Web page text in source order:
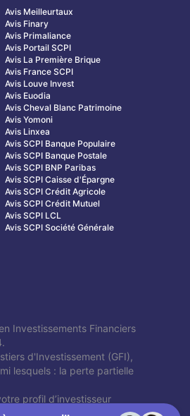
Avis Meilleurtaux
Avis Finary
Avis Primaliance
Avis Portail SCPI
Avis La Première Brique
Avis France SCPI
Avis Louve Invest
Avis Euodia
Avis Cheval Blanc Patrimoine
Avis Yomoni
Avis Linxea
Avis SCPI Banque Populaire
Avis SCPI Banque Postale
Avis SCPI BNP Paribas
Avis SCPI Caisse d'Épargne
Avis SCPI Crédit Agricole
Avis SCPI Crédit Mutuel
Avis SCPI LCL
Avis SCPI Société Générale
Investissements Financiers
d'Investissement (GFI),
lesquels : la perte partielle
profil d’investisseur